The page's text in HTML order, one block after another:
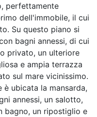
perfettamente
dell'immobile, il cui
Su questo piano si
bagni annessi, di cui
privato, un ulteriore
e ampia terrazza
sul mare vicinissimo.
ubicata la mansarda,
annessi, un salotto,
bagno, un ripostiglio e